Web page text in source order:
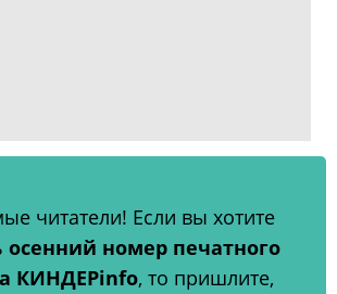
читатели! Если вы хотите
осенний номер печатного
КИНДЕРinfo, то пришлите,